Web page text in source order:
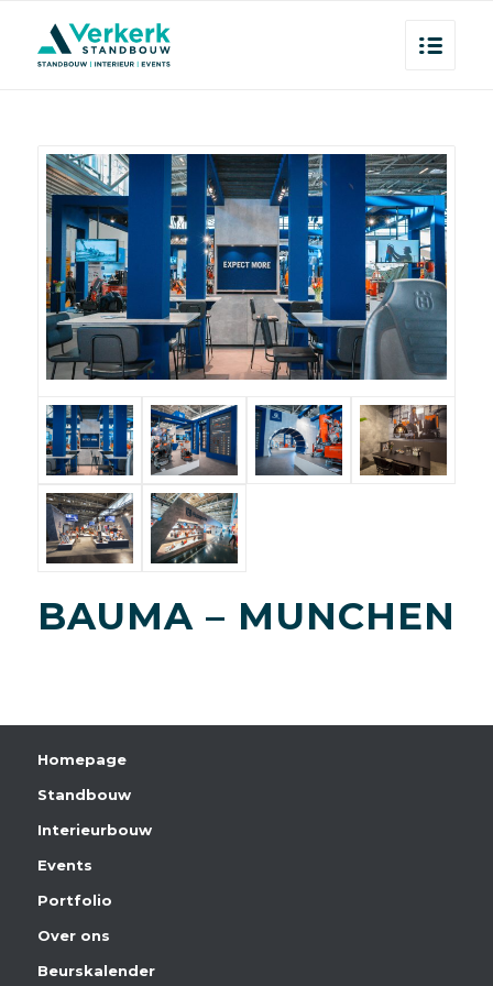
BAUMA – MUNCHEN
Homepage
Standbouw
Interieurbouw
Events
Portfolio
Over ons
Beurskalender